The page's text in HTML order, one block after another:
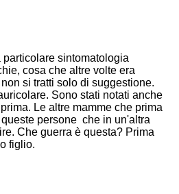
sintomatologia
cosa che altre volte era
si tratti solo di suggestione.
Sono stati notati anche
Le altre mamme che prima
persone che in un'altra
Che guerra è questa? Prima
figlio.